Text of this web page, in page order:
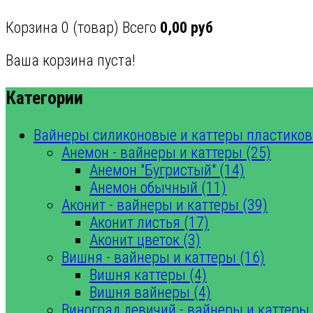
Корзина 0 (товар) Всего 0,00 руб
Ваша корзина пуста!
Категории
Вайнеры силиконовые и каттеры
Анемон - вайнеры и каттеры (25)
Анемон "Бугристый" (14)
Анемон обычный (11)
Аконит - вайнеры и каттеры (39)
Аконит листья (17)
Аконит цветок (3)
Вишня - вайнеры и каттеры (16)
Вишня каттеры (4)
Вишня вайнеры (4)